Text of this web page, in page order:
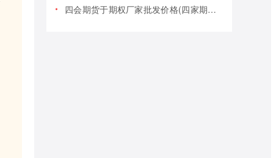
四会期货于期权厂家批发价格(四家期货交易)